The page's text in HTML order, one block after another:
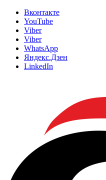
Вконтакте
YouTube
Viber
Viber
WhatsApp
Яндекс.Дзен
LinkedIn